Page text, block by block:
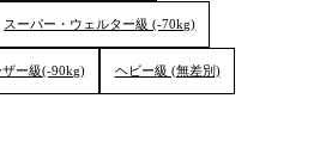
スーパー・ウェルター級 (-70kg)
ザー級(-90kg) ヘビー級 (無差別)